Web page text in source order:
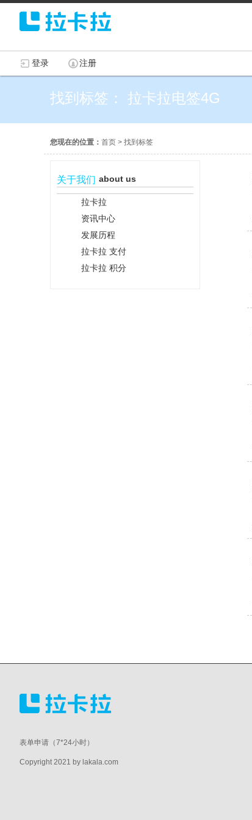
登录 注册
找到标签： 拉卡拉电签4G
您现在的位置： 首页 > 找到标签
关于我们 about us
拉卡拉
资讯中心
发展历程
拉卡拉 支付
拉卡拉 积分
表单申请（7*24小时）
Copyright 2021 by lakala.com